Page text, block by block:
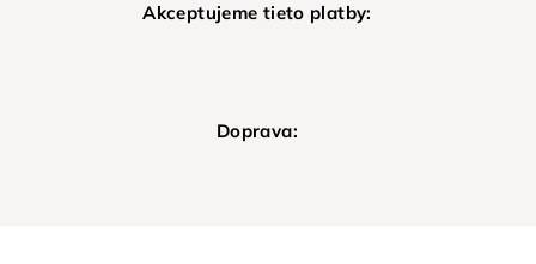
Akceptujeme tieto platby:
Doprava: